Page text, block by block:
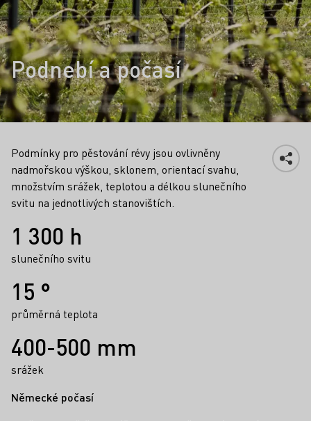
Podnebí a počasí
Podmínky pro pěstování révy jsou ovlivněny
nadmořskou výškou, sklonem, orientací svahu,
množstvím srážek, teplotou a délkou slunečního
svitu na jednotlivých stanovištích.
Fakta
1 300 h
slunečního svitu
15 °
průměrná teplota
400-500 mm
srážek
Německé počasí